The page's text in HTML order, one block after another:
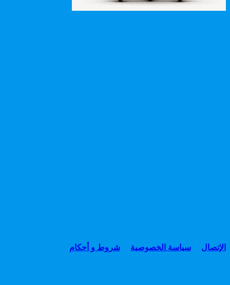
الإتصال سياسة الخصوصية شروط و أحكام